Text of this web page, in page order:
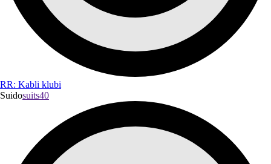
RR: Kabli klubi
Suidosuits40